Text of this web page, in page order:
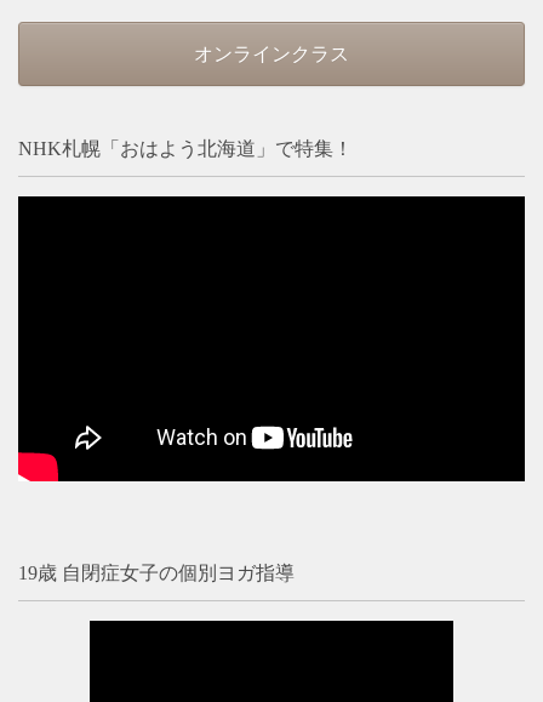
オンラインクラス
NHK札幌「おはよう北海道」で特集！
19歳 自閉症女子の個別ヨガ指導